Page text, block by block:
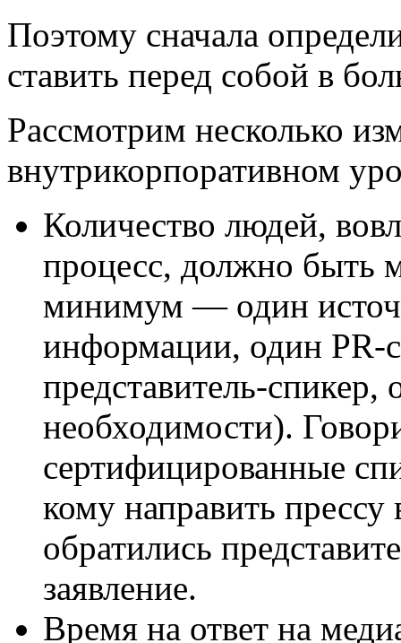
Поэтому сначала
ставить перед собой в
Рассмотрим несколько
внутрикорпоративном
Количество людей,
процесс, должно быть
минимум — один
информации, один PR-
представитель-
необходимости).
сертифицированные
кому направить
обратились
заявление.
Время на ответ на